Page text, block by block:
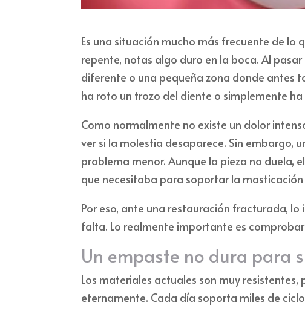
Es una situación mucho más frecuente de lo
repente, notas algo duro en la boca. Al
diferente o una pequeña zona donde antes
ha roto un trozo del diente o simplemente
Como normalmente no existe un dolor
ver si la molestia desaparece. Sin embargo,
problema menor. Aunque la pieza no duela,
que necesitaba para soportar la
Por eso, ante una restauración fracturada,
falta. Lo realmente importante es
Un empaste no dura para
Los materiales actuales son muy
eternamente. Cada día soporta miles de